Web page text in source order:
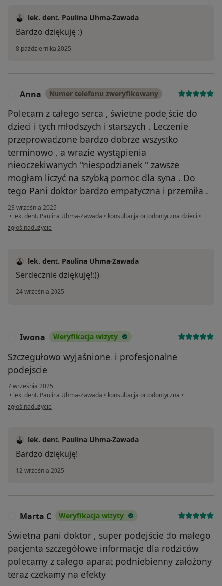
lek. dent. Paulina Uhma-Zawada
Bardzo dziękuję :)
8 października 2025
Anna Numer telefonu zweryfikowany
Polecam z całego serca , świetne podejście do
dzieci i tych młodszych i starszych . Leczenie
przeprowadzone bardzo dobrze wszystko
terminowo , a wrazie wystąpienia
nieoczekiwanych "niespodzianek " zawsze
mogłam liczyć na szybką pomoc dla syna . Do
tego Pani doktor bardzo empatyczna i przemiła .
23 września 2025
• lek. dent. Paulina Uhma-Zawada • konsultacja ortodontyczna dzieci •
w opinii użytkownika Anna
zgłoś nadużycie
lek. dent. Paulina Uhma-Zawada
Serdecznie dziękuję!:))
24 września 2025
Iwona Weryfikacja wizyty
Szczegułowo wyjaśnione, i profesjonalne
podejscie
7 września 2025
• lek. dent. Paulina Uhma-Zawada • konsultacja ortodontyczna •
w opinii użytkownika Iwona
zgłoś nadużycie
lek. dent. Paulina Uhma-Zawada
Bardzo dziękuję!
12 września 2025
Marta C Weryfikacja wizyty
Świetna pani doktor , super podejście do małego
pacjenta szczegółowe informacje dla rodziców
polecamy z całego aparat podniebienny założony
teraz czekamy na efekty